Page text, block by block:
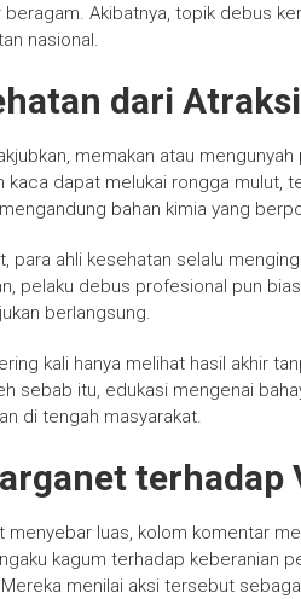
Akibatnya, topik debus
nasional.
dari
memakan atau
kaca dapat melukai rongga mulut,
bahan kimia yang
para ahli kesehatan selalu
pelaku debus profesional pun
berlangsung.
kali hanya melihat hasil akhir
sebab itu, edukasi mengenai
di tengah masyarakat.
terhadap
luas, kolom komentar
kagum terhadap keberanian
menilai aksi tersebut